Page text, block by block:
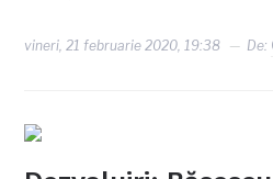
vineri, 21 februarie 2020, 19:38 De: